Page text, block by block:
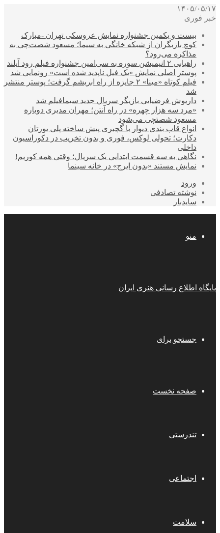
۱۴۰۵/۰۵/۱۷
خبر فوری
بیست و یکمین جشنواره نمایش عروسکی تهران -مبارک
کوچ بازیگران از شبکه خانگی به سیما؛ مسعود شصت‌چی به
مذاکره می‌رود؟
راهیابی ۲ انیمیشن سوره به سی‌امین جشنواره فیلم رود آیلند
پوستر اصلی نمایش «یک فیل ناپدید شده است» رونمایی شد
فیلم کوتاه «مینا» ۲ جایزه از راه ابریشم گرفت؛ پوستر منتشر
شد
داریوش فرضیایی بازیگر سریال جدید سیمافیلم شد
«مرد سه هزار چهره» در راه آنتن؛ مهران مدیری دوباره
مسعود شصتچی می‌شود
انواع قاب بندی دیوار با گچبری پیش ساخته پلی یورتان
دکارت؛ تحولی لوکس، فوری و بدون تخریب در دکوراسیون
داخلی
نگاهی به سه قسمت ابتدایی یک سریال؛ وقتی همه کوریم!
نمایش مستند «بدون ایرج» در خانه سینما
ورود
نوشته تصادفی
سایدبار
منو
پایگاه اطلاع رسانی هنری ایران
جستجو برای
صفحه نخست
تندرستی
اجتماعی
سلامت